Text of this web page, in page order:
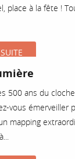
place à la fête !
500 ans du
vous émerveiller
mapping